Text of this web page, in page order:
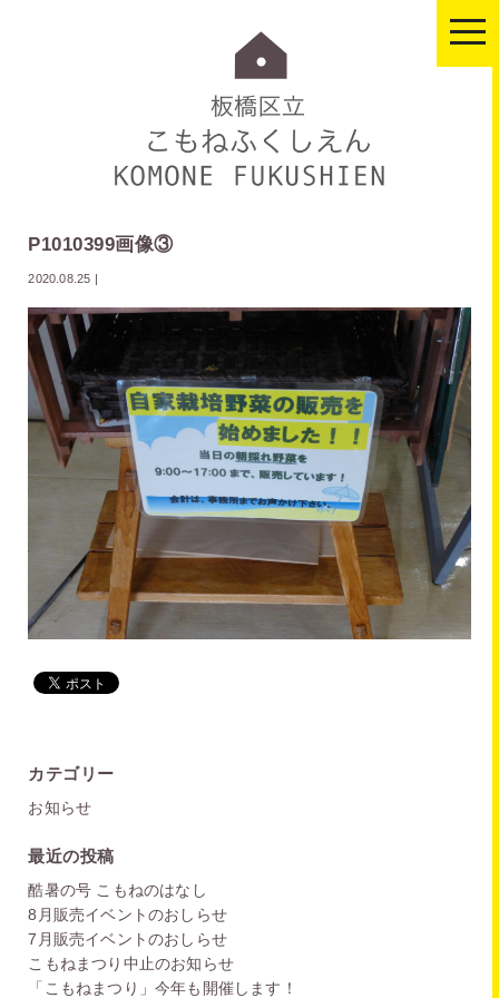
P1010399画像③
2020.08.25
カテゴリー
お知らせ
最近の投稿
酷暑の号 こもねのはなし
8月販売イベントのおしらせ
7月販売イベントのおしらせ
こもねまつり中止のお知らせ
「こもねまつり」今年も開催します！